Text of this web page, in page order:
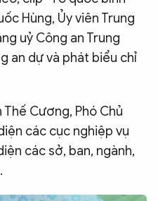
Hùng, Ủy viên Trung
uỷ Công an Trung
an dự và phát biểu chỉ
Cương, Phó Chủ
các cục nghiệp vụ
các sở, ban, ngành,